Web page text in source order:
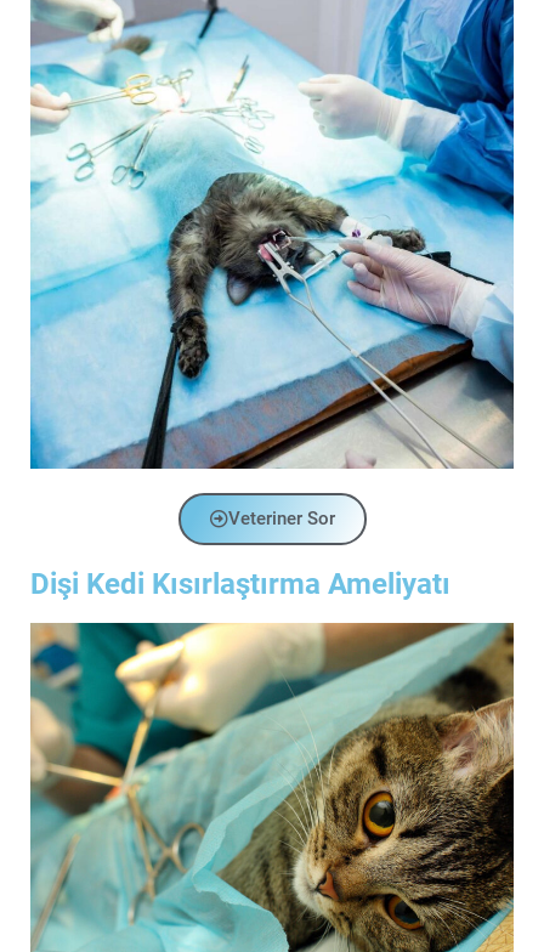
Veteriner Sor
Dişi Kedi Kısırlaştırma Ameliyatı